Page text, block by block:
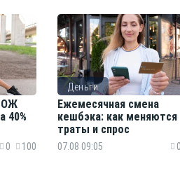
40%
0 100
Деньги
Ежемесячная смена
кешбэка: как меняются
траты и спрос
07.08 09:05 0